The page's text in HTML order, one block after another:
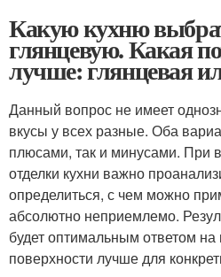
Какую кухню
глянцевую. Какая
лучше: глянцевая
Данный вопрос не имеет
вкусы у всех разные. Оба
плюсами, так и минусами. При
отделки кухни важно
определиться, с чем можно
абсолютно неприемлемо.
будет оптимальным ответом на
поверхности лучше для